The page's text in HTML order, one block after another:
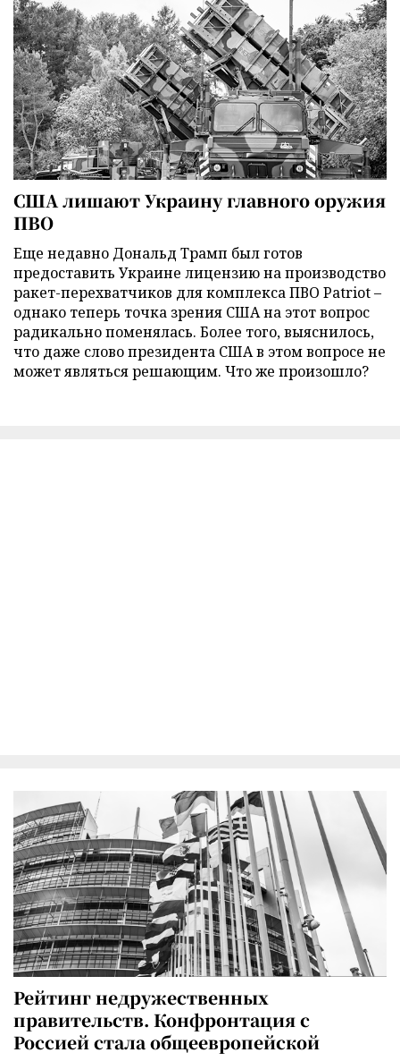
США лишают Украину главного оружия
ПВО
Еще недавно Дональд Трамп был готов
предоставить Украине лицензию на производство
ракет-перехватчиков для комплекса ПВО Patriot –
однако теперь точка зрения США на этот вопрос
радикально поменялась. Более того, выяснилось,
что даже слово президента США в этом вопросе не
может являться решающим. Что же произошло?
Рейтинг недружественных
правительств. Конфронтация с
Россией стала общеевропейской